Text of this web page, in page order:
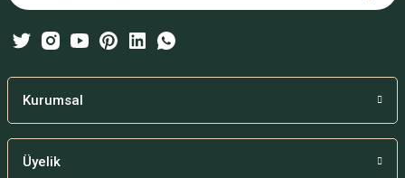
Bu ürüne benzer farklı alternatifler olmalı.
Kurumsal
Üyelik